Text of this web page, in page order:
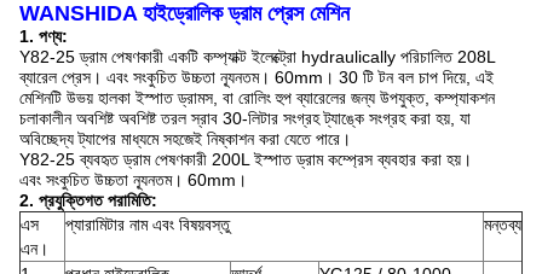
WANSHIDA হাইড্রোলিক ড্রাম প্রেস মেশিন
1. পণ্য:
Y82-25 ড্রাম পেষণকারী একটি কম্প্যাক্ট ইলেক্ট্রো hydraulically পরিচালিত 208L
ব্যারেল প্রেস। এবং সংকুচিত উচ্চতা ন্যূনতম। 60mm। 30 টি টন বল চাপ দিয়ে, এই
মেশিনটি উভয় হালকা ইস্পাত ড্রামস, বা রোলিং হুপ ব্যারেলের জন্য উপযুক্ত, কম্প্যাকশন
চলাকালীন অবশিষ্ট অবশিষ্ট তরল স্রাব 30-লিটার সংগ্রহ ট্যাঙ্কে সংগ্রহ করা হয়, যা
অবিচ্ছেদ্য ট্যাপের মাধ্যমে সহজেই নিষ্কাশন করা যেতে পারে।
Y82-25 ব্যবহৃত ড্রাম পেষণকারী 200L ইস্পাত ড্রাম কম্প্রেস ব্যবহার করা হয়।
এবং সংকুচিত উচ্চতা ন্যূনতম। 60mm।
2. প্রযুক্তিগত পরামিতি:
এস
এন।
প্যারামিটার নাম এবং বিষয়বস্তু মন্তব্য